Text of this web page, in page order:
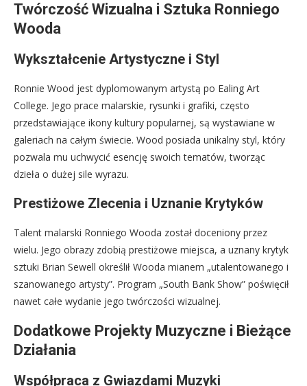
Twórczość Wizualna i Sztuka Ronniego
Wooda
Wykształcenie Artystyczne i Styl
Ronnie Wood jest dyplomowanym artystą po Ealing Art
College. Jego prace malarskie, rysunki i grafiki, często
przedstawiające ikony kultury popularnej, są wystawiane w
galeriach na całym świecie. Wood posiada unikalny styl, który
pozwala mu uchwycić esencję swoich tematów, tworząc
dzieła o dużej sile wyrazu.
Prestiżowe Zlecenia i Uznanie Krytyków
Talent malarski Ronniego Wooda został doceniony przez
wielu. Jego obrazy zdobią prestiżowe miejsca, a uznany krytyk
sztuki Brian Sewell określił Wooda mianem „utalentowanego i
szanowanego artysty”. Program „South Bank Show” poświęcił
nawet całe wydanie jego twórczości wizualnej.
Dodatkowe Projekty Muzyczne i Bieżące
Działania
Współpraca z Gwiazdami Muzyki